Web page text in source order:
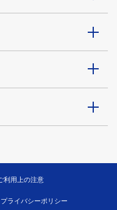
利用上の注意
プライバシーポリシー